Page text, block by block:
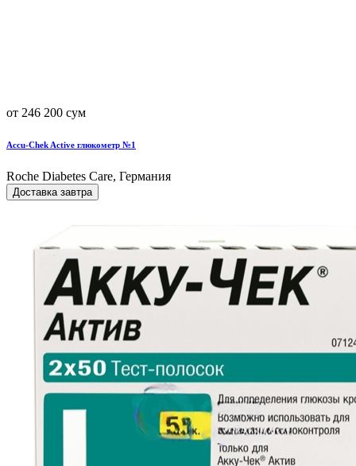
от 246 200 сум
Accu-Chek Active глюкометр №1
Roche Diabetes Care, Германия
Доставка завтра